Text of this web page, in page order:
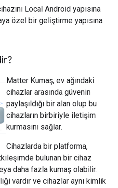
Local Android yapısına
özel bir geliştirme yapısına
Matter Kumaş, ev ağındaki
cihazlar arasında güvenin
paylaşıldığı bir alan olup bu
cihazların birbiriyle iletişim
kurmasını sağlar.
Cihazlarda bir platforma,
bulunan bir cihaz
daha fazla kumaş olabilir.
vardır ve cihazlar aynı kimlik